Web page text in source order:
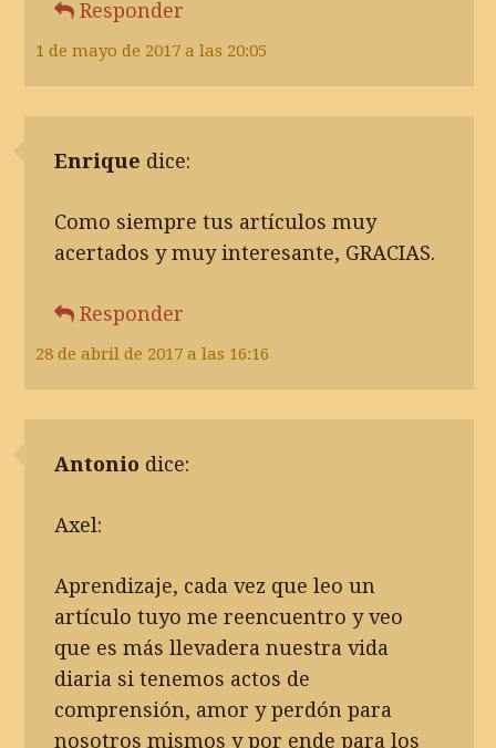
1 de mayo de 2017 a las 20:05
Responder
Enrique dice:
28 de abril de 2017 a las 16:16
Como siempre tus artículos muy
acertados y muy interesante, GRACIAS.
Responder
Antonio dice:
Axel:
Aprendizaje, cada vez que leo un
artículo tuyo me reencuentro y veo
que es más llevadera nuestra vida
diaria si tenemos actos de
comprensión, amor y perdón para
nosotros mismos y por ende para los